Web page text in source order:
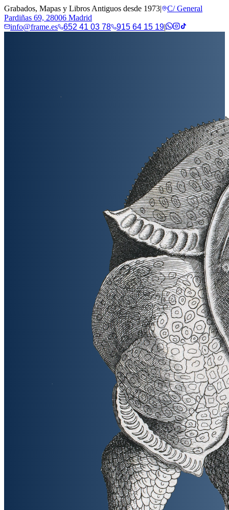
Grabados, Mapas y Libros Antiguos desde 1973|
C/ General
Pardiñas 69, 28006 Madrid
info@frame.es
652 41 03 78 915 64 15 19|